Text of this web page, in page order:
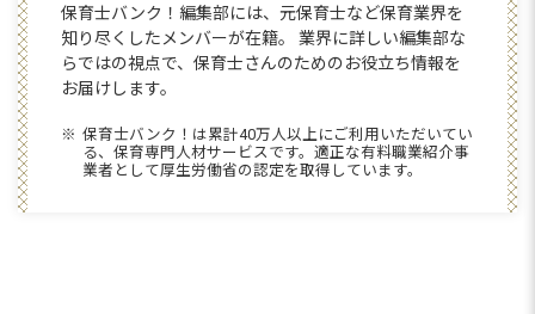
保育士バンク！編集部には、元保育士など保育業界を
知り尽くしたメンバーが在籍。 業界に詳しい編集部な
らではの視点で、保育士さんのためのお役立ち情報を
お届けします。
保育士バンク！は累計40万人以上にご利用いただいてい
る、保育専門人材サービスです。適正な有料職業紹介事
業者として厚生労働省の認定を取得しています。